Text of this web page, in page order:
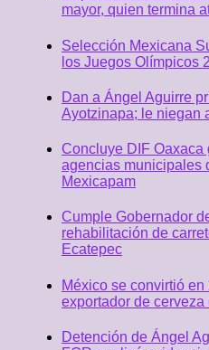
mayor, quien termina
Selección Mexicana
los Juegos Olímpicos
Dan a Ángel Aguirre
Ayotzinapa; le niegan
Concluye DIF Oaxaca
agencias municipales
Mexicapam
Cumple Gobernador
rehabilitación de
Ecatepec
México se convirtió
exportador de
Detención de Ángel